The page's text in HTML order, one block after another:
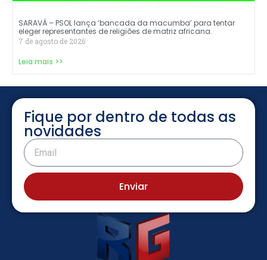
SARAVÁ – PSOL lança ‘bancada da macumba’ para tentar
eleger representantes de religiões de matriz africana.
7 de agosto de 2026
Leia mais >>
Fique por dentro de todas as
novidades
Enviar